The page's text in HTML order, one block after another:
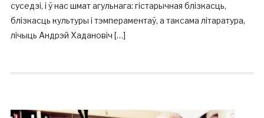
суседзі, і ў нас шмат агульнага: гістарычная блізкасць,
блізкасць культуры і тэмпераментаў, а таксама літаратура,
лічыць Андрэй Хадановіч […]